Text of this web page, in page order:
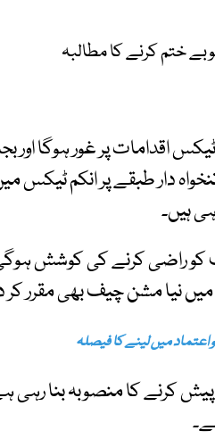
ختم کرنے کا مطالبہ
میں 400ارب روپے کے ٹیکس اقدامات پر غور
دار طبقے پر انکم ٹیکس
ہیں۔
کو راضی کرنے کی کوشش
میں نیا مشن چیف بھی مقرر کر
اعتماد میں لینے کا فیصلہ
2 جون کو نیا بجٹ پیش کرنے کا منصوبہ